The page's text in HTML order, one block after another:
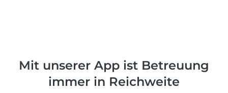
Mit unserer App ist Betreuung
immer in Reichweite